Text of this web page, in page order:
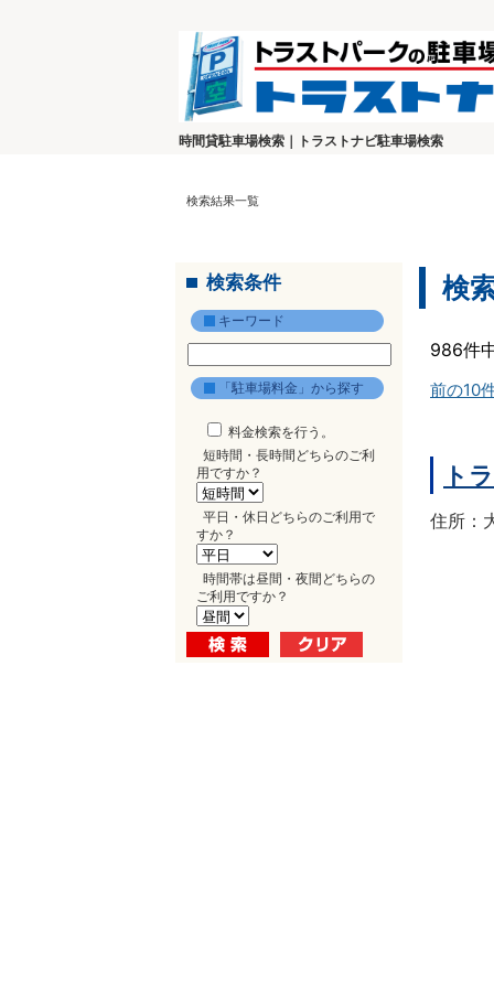
時間貸駐車場検索｜トラストナビ駐車場検索
検索結果一覧
検索条件
キーワード
「駐車場料金」から探す
料金検索を行う。
短時間・長時間どちらのご利
用ですか？
平日・休日どちらのご利用で
すか？
時間帯は昼間・夜間どちらの
ご利用ですか？
検
986件
前の10
ト
住所：